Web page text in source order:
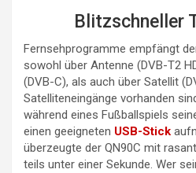
Blitzschneller
Fernsehprogramme empfängt
sowohl über Antenne (DVB-T2
(DVB-C), als auch über Satellit
Satelliteneingänge vorhanden
während eines Fußballspiels
einen geeigneten USB-Stick
überzeugte der QN90C mit
teils unter einer Sekunde. Wer